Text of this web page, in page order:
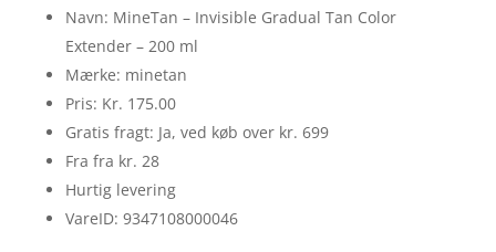
Navn: MineTan – Invisible Gradual Tan Color
Extender – 200 ml
Mærke: minetan
Pris: Kr. 175.00
Gratis fragt: Ja, ved køb over kr. 699
Fra fra kr. 28
Hurtig levering
VareID: 9347108000046